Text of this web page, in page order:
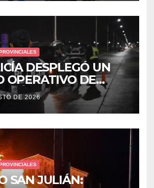
DESPLEGÓ UN
OPERATIVO DE
Y CONTROLES
LA CIUDAD
DE 2026
SAN JULIÁN: